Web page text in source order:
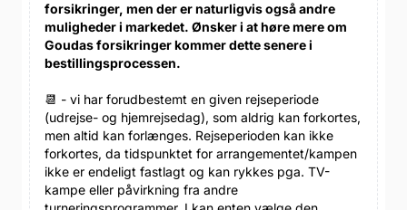
forsikringer, men der er naturligvis også andre
muligheder i markedet. Ønsker i at høre mere om
Goudas forsikringer kommer dette senere i
bestillingsprocessen.
📆 - vi har forudbestemt en given rejseperiode
(udrejse- og hjemrejsedag), som aldrig kan forkortes,
men altid kan forlænges. Rejseperioden kan ikke
forkortes, da tidspunktet for arrangementet/kampen
ikke er endeligt fastlagt og kan rykkes pga. TV-
kampe eller påvirkning fra andre